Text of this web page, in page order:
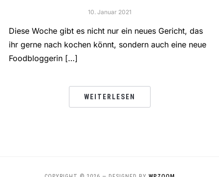
10. Januar 2021
Diese Woche gibt es nicht nur ein neues Gericht, das
ihr gerne nach kochen könnt, sondern auch eine neue
Foodbloggerin […]
WEITERLESEN